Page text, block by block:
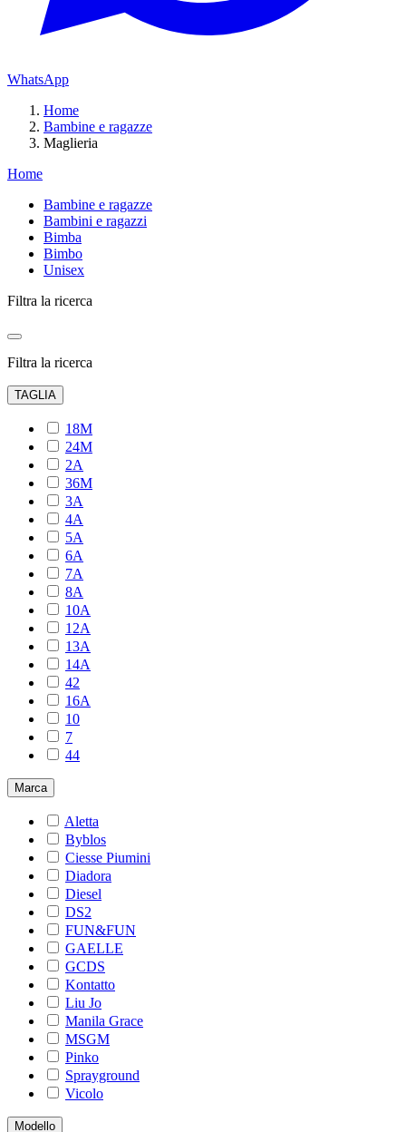
WhatsApp
Home
Bambine e ragazze
Maglieria
Home
Bambine e ragazze
Bambini e ragazzi
Bimba
Bimbo
Unisex
Filtra la ricerca
Filtra la ricerca
TAGLIA
18M
24M
2A
36M
3A
4A
5A
6A
7A
8A
10A
12A
13A
14A
42
16A
10
7
44
Marca
Aletta
Byblos
Ciesse Piumini
Diadora
Diesel
DS2
FUN&FUN
GAELLE
GCDS
Kontatto
Liu Jo
Manila Grace
MSGM
Pinko
Sprayground
Vicolo
Modello